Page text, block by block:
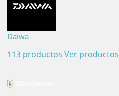
Daiwa
113 productos Ver productos